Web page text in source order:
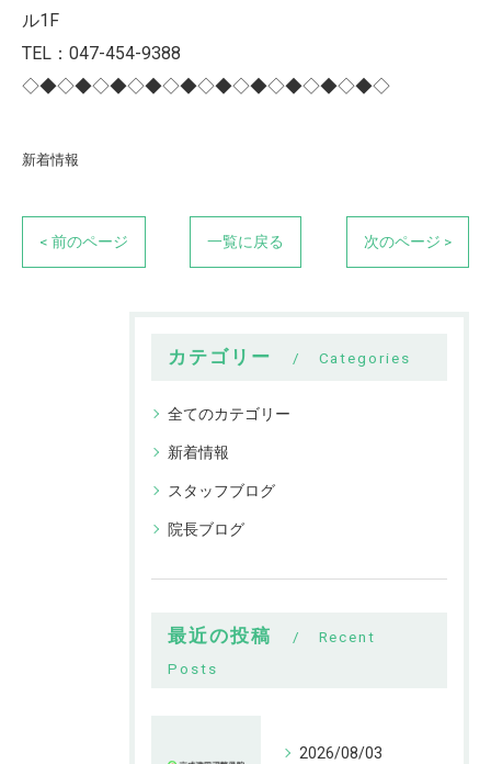
ル1F
TEL：047-454-9388
◇◆◇◆◇◆◇◆◇◆◇◆◇◆◇◆◇◆◇◆◇
新着情報
< 前のページ 一覧に戻る 次のページ >
カテゴリー Categories
全てのカテゴリー
新着情報
スタッフブログ
院長ブログ
最近の投稿
Recent
Posts
2026/08/03